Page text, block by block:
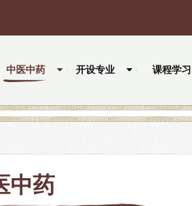
中医中药 开设专业 课程学习
中药